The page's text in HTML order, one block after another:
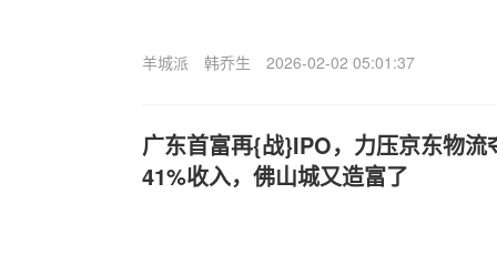
羊城派 韩乔生 2026-02-02 05:01:37
广东首富再{战}IPO，力压京东物流
41%收入，佛山城又造富了